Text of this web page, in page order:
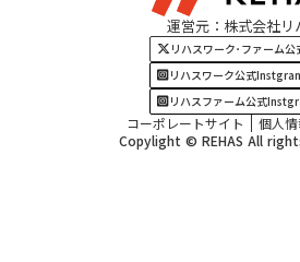
四国・九州エリア運営元：株式会社リ
リハスワーク･ファーム公
リハスワーク公式
リハスファーム公式
コーポレートサイト
個人
Copylight © REHAS All